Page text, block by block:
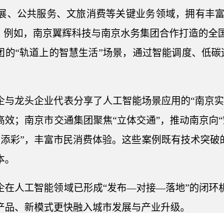
、公共服务、文旅消费等关键业务领域，拥有丰
例如，南京翼辉科技与南京水务集团合作打造的
的“轨道上的智慧生活”场景，通过智能调度、低
龙头企业代表分享了人工智能场景应用的“南京
；南京市交通集团聚焦“立体交通”，推动南京向
彩”，丰富市民消费体验。这些案例既有技术突破
在人工智能领域已形成“发布—对接—落地”的闭环
、新模式更快融入城市发展与产业升级。